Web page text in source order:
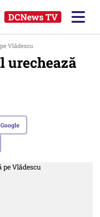
DCNews TV
Vlădescu
urechează